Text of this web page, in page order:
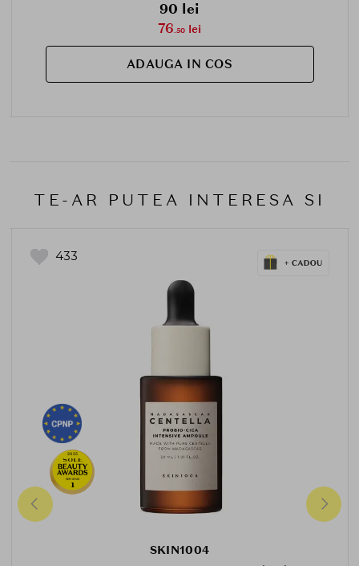
90 lei
76.50 lei
ADAUGA IN COS
TE-AR PUTEA INTERESA SI
433
2025
SER-2025
1
SKIN1004